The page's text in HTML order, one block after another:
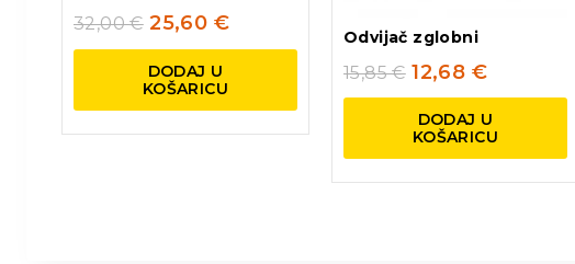
32,00€ 25,60 €
DODAJ U
KOŠARICU
Odvijač zglobni
15,85€ 12,68 €
DODAJ U
KOŠARICU